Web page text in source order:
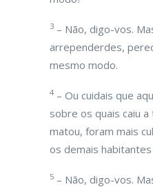
3 – Não, digo-vos.
arrependerdes,
mesmo modo.
4 – Ou cuidais que
sobre os quais caiu
matou, foram mais
os demais habitantes
5 – Não, digo-vos.